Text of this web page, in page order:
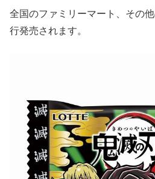
全国のファミリーマート、その
行発売されます。